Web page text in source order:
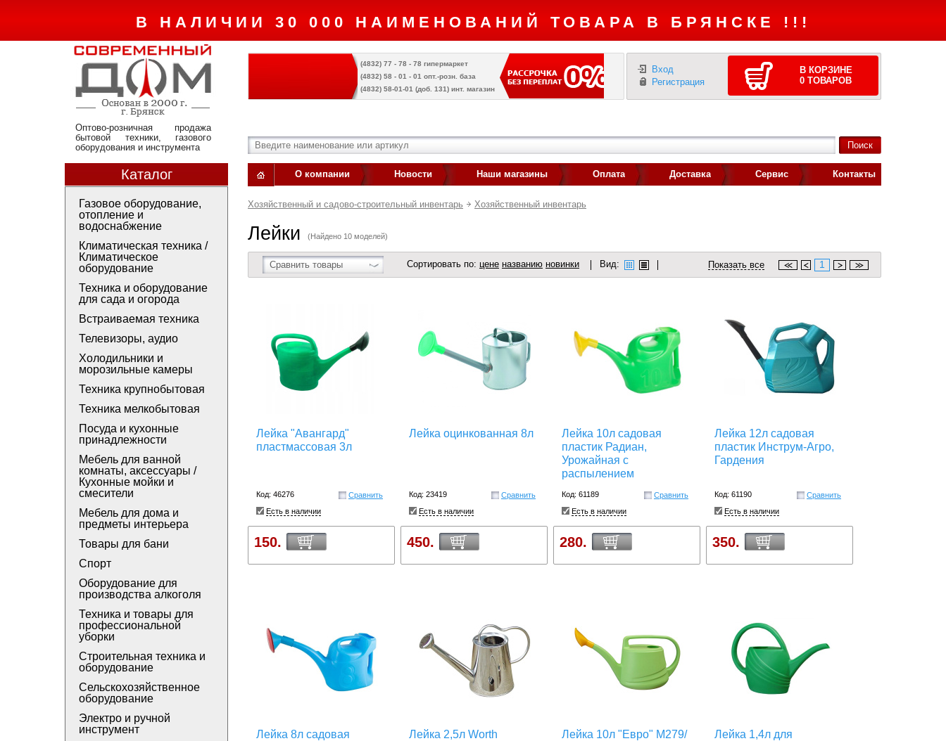
В НАЛИЧИИ 30 000 НАИМЕНОВАНИЙ ТОВАРА В БРЯНСКЕ !!!
Оптово-розничная продажа
бытовой техники, газового
оборудования и инструмента
(4832) 77 - 78 - 78 гипермаркет
(4832) 58 - 01 - 01 опт.-розн. база
(4832) 58-01-01 (доб. 131) инт. магазин
Вход
Регистрация
В КОРЗИНЕ
0 ТОВАРОВ
Каталог
Газовое оборудование,
отопление и
водоснабжение
Климатическая техника /
Климатическое
оборудование
Техника и оборудование
для сада и огорода
Встраиваемая техника
Телевизоры, аудио
Холодильники и
морозильные камеры
Техника крупнобытовая
Техника мелкобытовая
Посуда и кухонные
принадлежности
Мебель для ванной
комнаты, аксессуары /
Кухонные мойки и
смесители
Мебель для дома и
предметы интерьера
Товары для бани
Спорт
Оборудование для
производства алкоголя
Техника и товары для
профессиональной
уборки
Строительная техника и
оборудование
Сельскохозяйственное
оборудование
Электро и ручной
инструмент
О компании Новости Наши магазины Оплата Доставка Сервис Контакты
Хозяйственный и садово-строительный инвентарь Хозяйственный инвентарь
Лейки (Найдено 10 моделей)
Сравнить товары Сортировать по: цене названию новинки Вид: Показать все 1
Лейка "Авангард"
пластмассовая 3л
Код: 46276
Сравнить
Есть в наличии
150.
Лейка оцинкованная 8л
Код: 23419
Сравнить
Есть в наличии
450.
Лейка 10л садовая
пластик Радиан,
Урожайная с
распылением
Код: 61189
Сравнить
Есть в наличии
280.
Лейка 12л садовая
пластик Инструм-Агро,
Гардения
Код: 61190
Сравнить
Есть в наличии
350.
Лейка 8л садовая
Лейка 2,5л Worth
Лейка 10л "Евро" М279/
Лейка 1,4л для